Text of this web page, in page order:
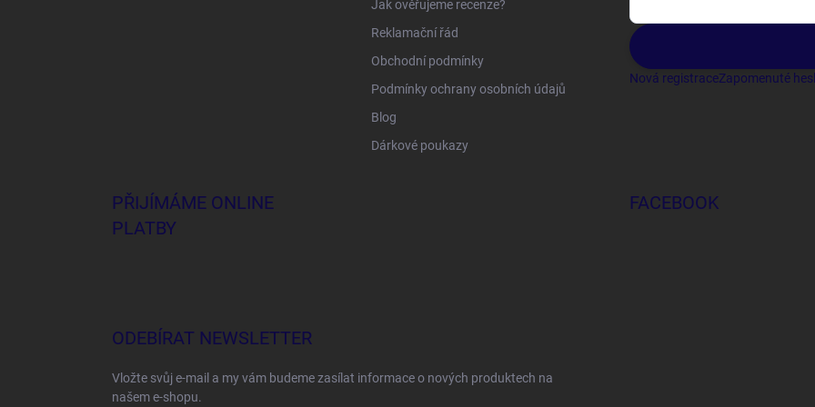
Jak ověřujeme recenze?
Reklamační řád
Obchodní podmínky
Podmínky ochrany osobních údajů
Blog
Dárkové poukazy
Nová registraceZapomenuté
PŘIJÍMÁME ONLINE
PLATBY
FACEBOOK
ODEBÍRAT NEWSLETTER
Vložte svůj e-mail a my vám budeme zasílat informace o nových produktech na
našem e-shopu.